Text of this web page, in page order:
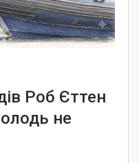
Роб Єттен
не